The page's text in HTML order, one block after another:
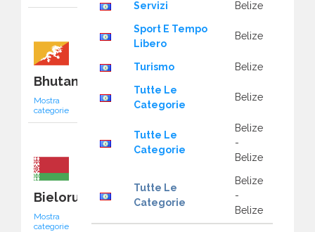
Bhutan
Mostra
categorie
Bielorussia
Mostra
categorie
Servizi Belize
Sport E Tempo
Libero
Belize
Turismo Belize
Tutte Le
Categorie
Belize
Tutte Le
Categorie
Belize
-
Belize
Tutte Le
Categorie
Belize
-
Belize